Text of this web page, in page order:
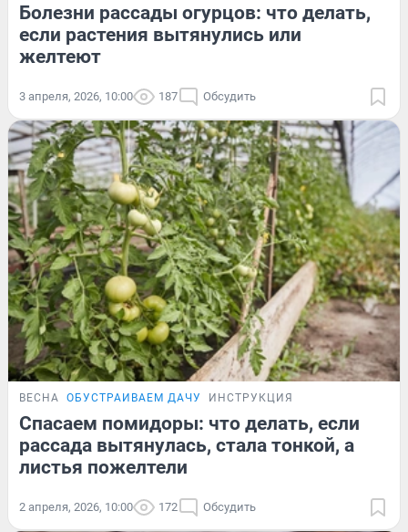
Болезни рассады огурцов: что делать,
если растения вытянулись или
желтеют
3 апреля, 2026, 10:00 187 Обсудить
ВЕСНА ОБУСТРАИВАЕМ ДАЧУ ИНСТРУКЦИЯ
Спасаем помидоры: что делать, если
рассада вытянулась, стала тонкой, а
листья пожелтели
2 апреля, 2026, 10:00 172 Обсудить